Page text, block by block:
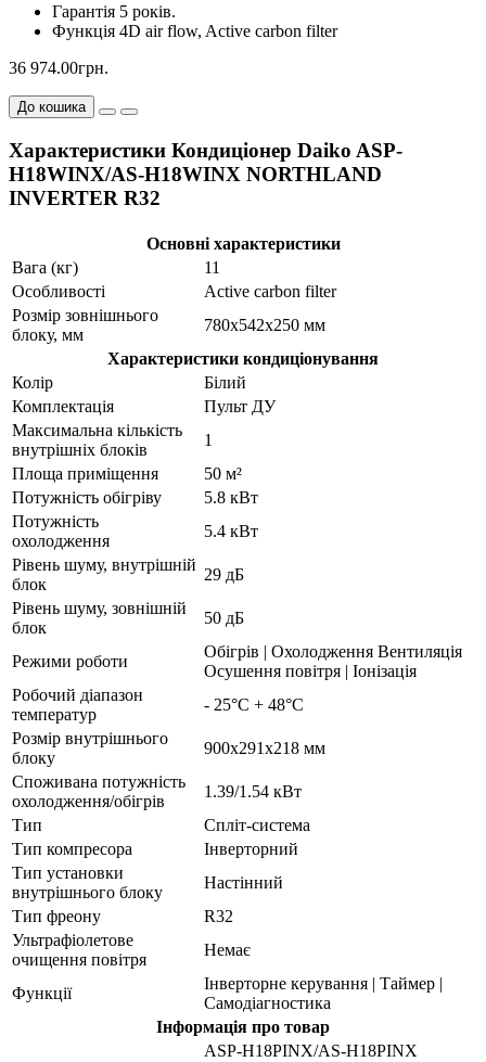
Гарантія 5 років.
Функція 4D air flow, Active carbon filter
36 974.00грн.
До кошика
Характеристики Кондиціонер Daiko ASP-
H18WINX/AS-H18WINX NORTHLAND
INVERTER R32
Основні характеристики
Вага (кг)
11
Особливості
Active carbon filter
Розмір зовнішнього
блоку, мм
780x542x250 мм
Характеристики кондиціонування
Колір
Білий
Комплектація
Пульт ДУ
Максимальна кількість
внутрішніх блоків
1
Площа приміщення
50 м²
Потужність обігріву
5.8 кВт
Потужність
охолодження
5.4 кВт
Рівень шуму, внутрішній
блок
29 дБ
Рівень шуму, зовнішній
блок
50 дБ
Режими роботи
Обігрів | Охолодження Вентиляція
Осушення повітря | Іонізація
Робочий діапазон
температур
- 25°С + 48°С
Розмір внутрішнього
блоку
900x291x218 мм
Споживана потужність
охолодження/обігрів
1.39/1.54 кВт
Тип
Спліт-система
Тип компресора
Інверторний
Тип установки
внутрішнього блоку
Настінний
Тип фреону
R32
Ультрафіолетове
очищення повітря
Немає
Функції
Інверторне керування | Таймер |
Самодіагностика
Інформація про товар
ASP-H18PINX/AS-H18PINX